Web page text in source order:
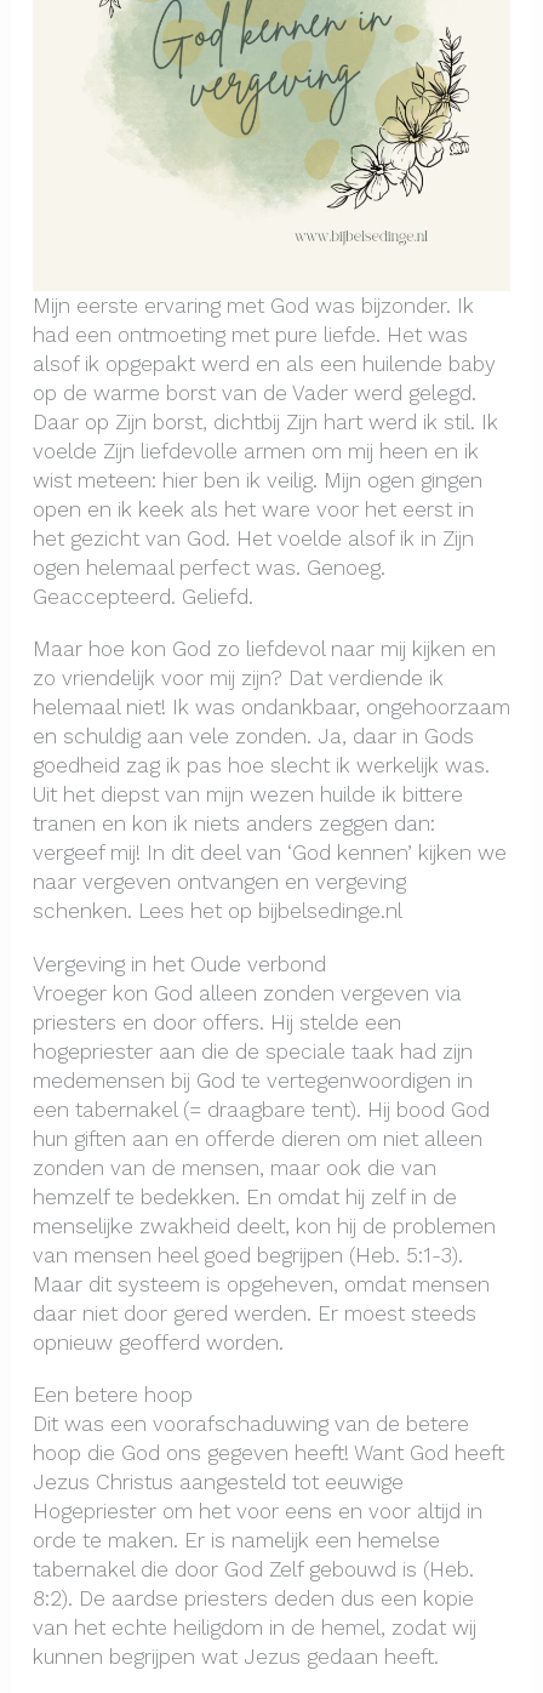
Mijn eerste ervaring met God was bijzonder. Ik
had een ontmoeting met pure liefde. Het was
alsof ik opgepakt werd en als een huilende baby
op de warme borst van de Vader werd gelegd.
Daar op Zijn borst, dichtbij Zijn hart werd ik stil. Ik
voelde Zijn liefdevolle armen om mij heen en ik
wist meteen: hier ben ik veilig. Mijn ogen gingen
open en ik keek als het ware voor het eerst in
het gezicht van God. Het voelde alsof ik in Zijn
ogen helemaal perfect was. Genoeg.
Geaccepteerd. Geliefd.
Maar hoe kon God zo liefdevol naar mij kijken en
zo vriendelijk voor mij zijn? Dat verdiende ik
helemaal niet! Ik was ondankbaar, ongehoorzaam
en schuldig aan vele zonden. Ja, daar in Gods
goedheid zag ik pas hoe slecht ik werkelijk was.
Uit het diepst van mijn wezen huilde ik bittere
tranen en kon ik niets anders zeggen dan:
vergeef mij! In dit deel van ‘God kennen’ kijken we
naar vergeven ontvangen en vergeving
schenken. Lees het op bijbelsedinge.nl
Vergeving in het Oude verbond
Vroeger kon God alleen zonden vergeven via
priesters en door offers. Hij stelde een
hogepriester aan die de speciale taak had zijn
medemensen bij God te vertegenwoordigen in
een tabernakel (= draagbare tent). Hij bood God
hun giften aan en offerde dieren om niet alleen
zonden van de mensen, maar ook die van
hemzelf te bedekken. En omdat hij zelf in de
menselijke zwakheid deelt, kon hij de problemen
van mensen heel goed begrijpen (Heb. 5:1-3).
Maar dit systeem is opgeheven, omdat mensen
daar niet door gered werden. Er moest steeds
opnieuw geofferd worden.
Een betere hoop
Dit was een voorafschaduwing van de betere
hoop die God ons gegeven heeft! Want God heeft
Jezus Christus aangesteld tot eeuwige
Hogepriester om het voor eens en voor altijd in
orde te maken. Er is namelijk een hemelse
tabernakel die door God Zelf gebouwd is (Heb.
8:2). De aardse priesters deden dus een kopie
van het echte heiligdom in de hemel, zodat wij
kunnen begrijpen wat Jezus gedaan heeft.